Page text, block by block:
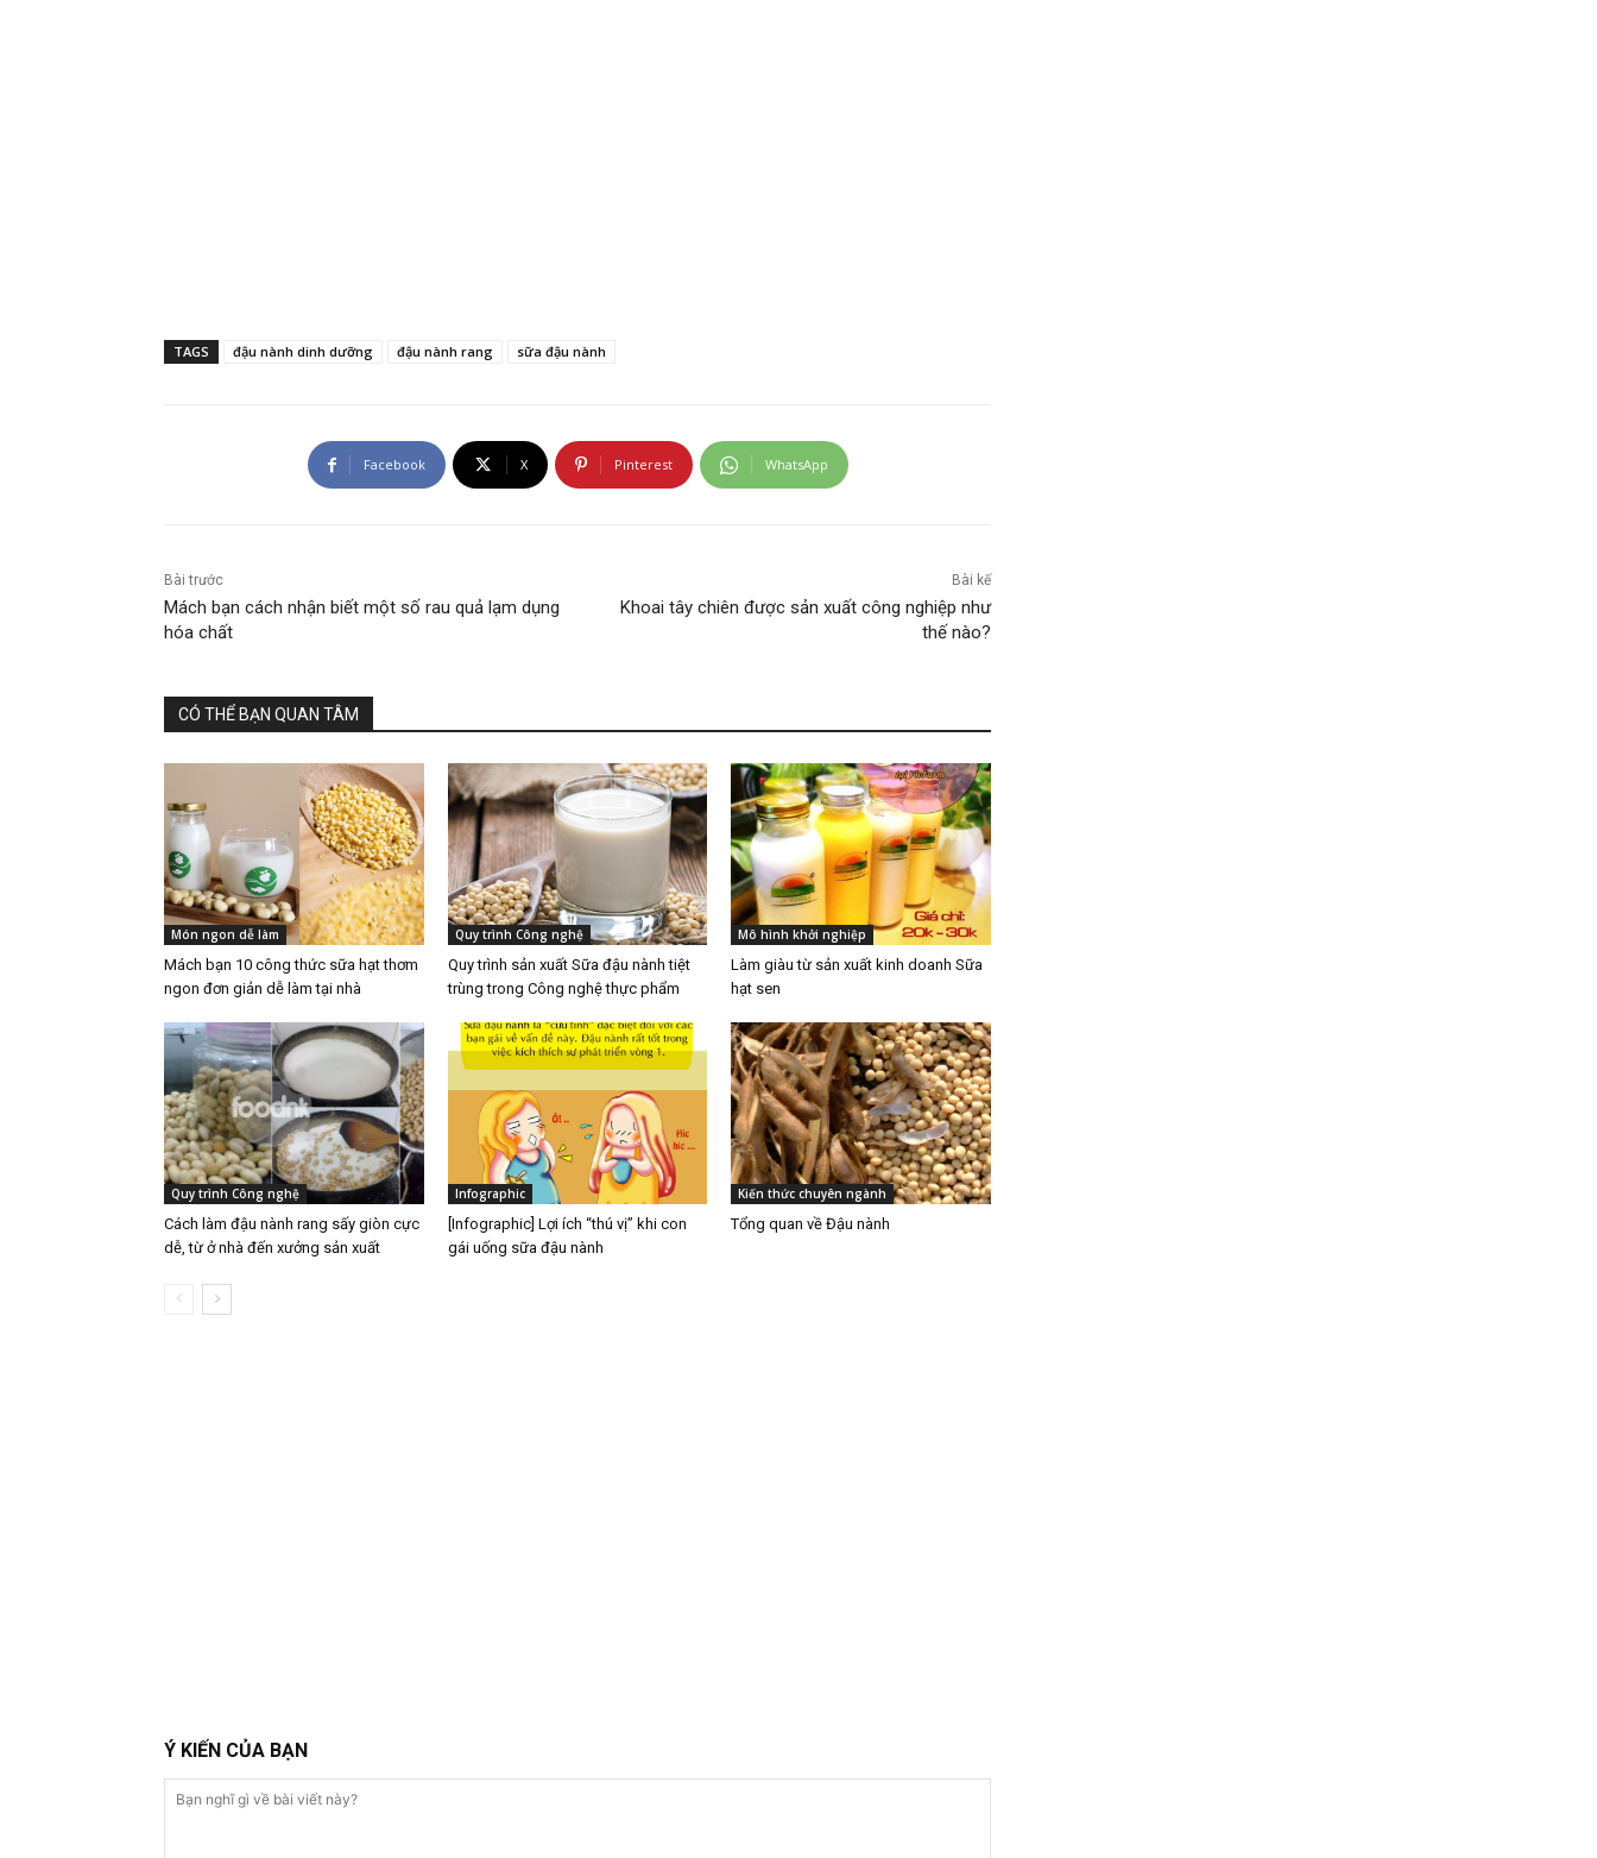
TAGS đậu nành dinh dưỡng đậu nành rang sữa đậu nành
Facebook X Pinterest WhatsApp
Bài trước
Mách bạn cách nhận biết một số rau quả lạm dụng
hóa chất
Bài kế
Khoai tây chiên được sản xuất công nghiệp như
thế nào?
CÓ THỂ BẠN QUAN TÂM
Món ngon dễ làm
Mách bạn 10 công thức sữa hạt thơm
ngon đơn giản dễ làm tại nhà
Quy trình Công nghệ
Quy trình sản xuất Sữa đậu nành tiệt
trùng trong Công nghệ thực phẩm
Mô hình khởi nghiệp
Làm giàu từ sản xuất kinh doanh Sữa
hạt sen
Quy trình Công nghệ
Cách làm đậu nành rang sấy giòn cực
dễ, từ ở nhà đến xưởng sản xuất
Infographic
[Infographic] Lợi ích “thú vị” khi con
gái uống sữa đậu nành
Kiến thức chuyên ngành
Tổng quan về Đậu nành
Ý KIẾN CỦA BẠN